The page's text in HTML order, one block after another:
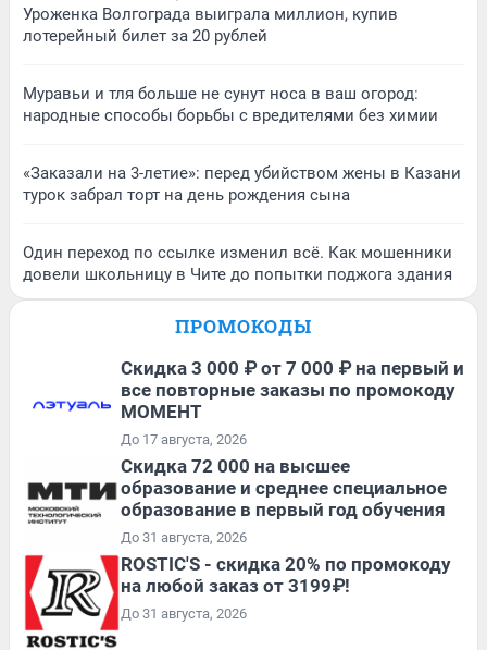
Уроженка Волгограда выиграла миллион, купив
лотерейный билет за 20 рублей
Муравьи и тля больше не сунут носа в ваш огород:
народные способы борьбы с вредителями без химии
«Заказали на 3-летие»: перед убийством жены в Казани
турок забрал торт на день рождения сына
Один переход по ссылке изменил всё. Как мошенники
довели школьницу в Чите до попытки поджога здания
ПРОМОКОДЫ
Скидка 3 000 ₽ от 7 000 ₽ на первый и
все повторные заказы по промокоду
МОМЕНТ
До 17 августа, 2026
Скидка 72 000 на высшее
образование и среднее специальное
образование в первый год обучения
До 31 августа, 2026
ROSTIC'S - скидка 20% по промокоду
на любой заказ от 3199₽!
До 31 августа, 2026